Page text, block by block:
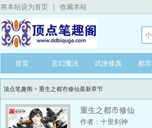
将本站设为首页 | 收藏本站
首页 玄幻魔法 武侠修真 都
顶点笔趣阁 > 重生之都市修仙最新章节
重生之都市修仙
作者：十里剑神